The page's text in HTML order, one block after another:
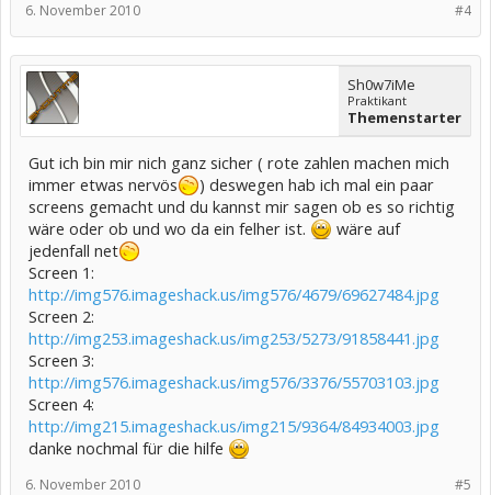
#4
6. November 2010
Sh0w7iMe
Praktikant
Themenstarter
Gut ich bin mir nich ganz sicher ( rote zahlen machen mich
immer etwas nervös
) deswegen hab ich mal ein paar
screens gemacht und du kannst mir sagen ob es so richtig
wäre oder ob und wo da ein felher ist.
wäre auf
jedenfall net
Screen 1:
http://img576.imageshack.us/img576/4679/69627484.jpg
Screen 2:
http://img253.imageshack.us/img253/5273/91858441.jpg
Screen 3:
http://img576.imageshack.us/img576/3376/55703103.jpg
Screen 4:
http://img215.imageshack.us/img215/9364/84934003.jpg
danke nochmal für die hilfe
#5
6. November 2010